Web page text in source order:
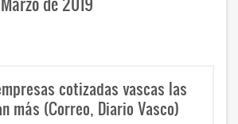
cotizadas vascas las
más (Correo, Diario Vasco)